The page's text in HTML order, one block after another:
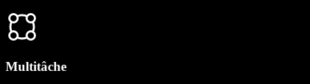
Multitâche